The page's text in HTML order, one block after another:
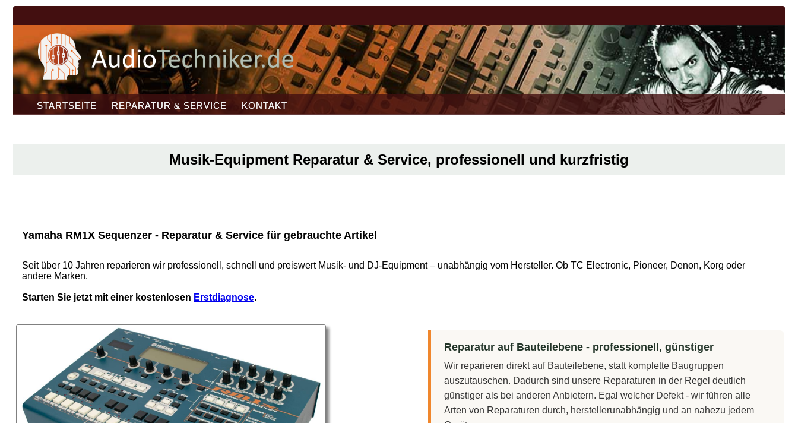
STARTSEITE REPARATUR & SERVICE KONTAKT
Musik-Equipment Reparatur & Service, professionell und kurzfristig
Yamaha RM1X Sequenzer - Reparatur & Service für gebrauchte Artikel
Seit über 10 Jahren reparieren wir professionell, schnell und preiswert Musik- und DJ-Equipment – unabhängig vom Hersteller. Ob TC Electronic, Pioneer, Denon, Korg oder
andere Marken.
Starten Sie jetzt mit einer kostenlosen Erstdiagnose.
Reparatur auf Bauteilebene - professionell, günstiger
Wir reparieren direkt auf Bauteilebene, statt komplette Baugruppen
auszutauschen. Dadurch sind unsere Reparaturen in der Regel deutlich
günstiger als bei anderen Anbietern. Egal welcher Defekt - wir führen alle
Arten von Reparaturen durch, herstellerunabhängig und an nahezu jedem